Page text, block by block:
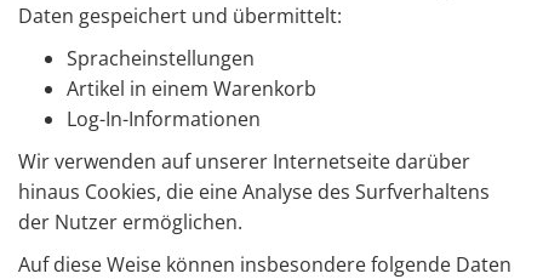
Daten gespeichert und übermittelt:
Spracheinstellungen
Artikel in einem Warenkorb
Log-In-Informationen
Wir verwenden auf unserer Internetseite darüber
hinaus Cookies, die eine Analyse des Surfverhaltens
der Nutzer ermöglichen.
Auf diese Weise können insbesondere folgende Daten